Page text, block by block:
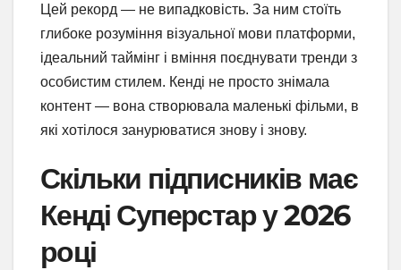
Цей рекорд — не випадковість. За ним стоїть
глибоке розуміння візуальної мови платформи,
ідеальний таймінг і вміння поєднувати тренди з
особистим стилем. Кенді не просто знімала
контент — вона створювала маленькі фільми, в
які хотілося занурюватися знову і знову.
Скільки підписників має
Кенді Суперстар у 2026
році